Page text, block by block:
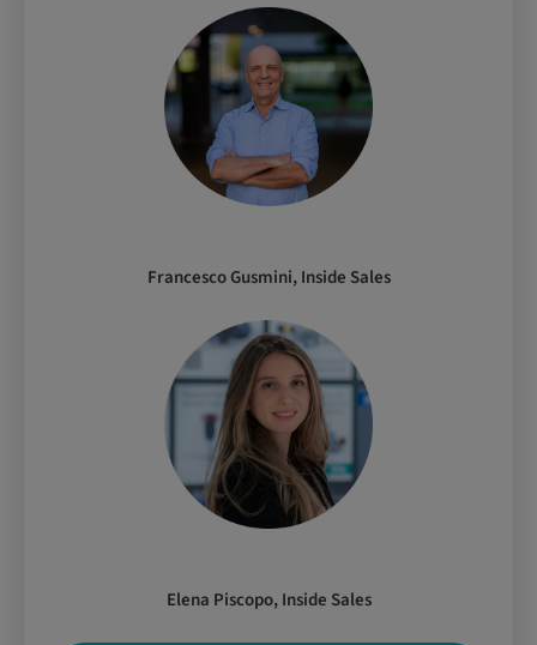
Francesco Gusmini, Inside Sales
Elena Piscopo, Inside Sales